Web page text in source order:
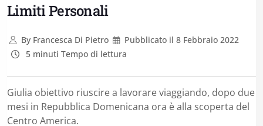
Limiti Personali
ByFrancesca Di Pietro Pubblicato il 8 Febbraio 2022
5 minuti Tempo di lettura
Giulia obiettivo riuscire a lavorare viaggiando, dopo due
mesi in Repubblica Domenicana ora è alla scoperta del
Centro America.